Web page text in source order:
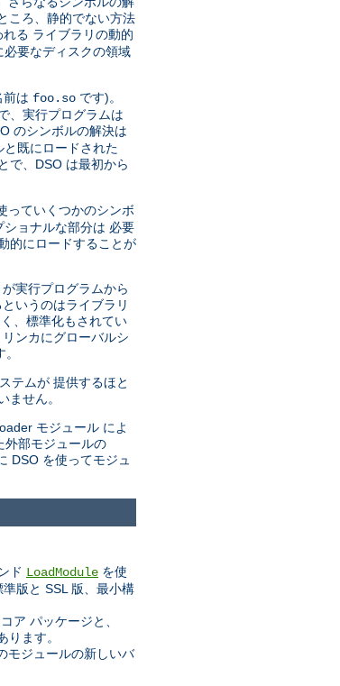
ころ、静的でない方法
る ライブラリの動的
要なディスクの領域
前は foo.so です)。
、実行プログラムは
のシンボルの解決は
既にロードされた
で、DSO は最初から
っていくつかのシンボ
ョナルな部分は 必要
的にロードすることが
実行プログラムから
いうのはライブラリ
、標準化もされてい
ンカにグローバルシ
テムが 提供するほと
せん。
モジュール によ
外部モジュールの
DSO を使ってモジュ
ド LoadModule を使
版と SSL 版、最小構
ア パッケージと、
ます。
モジュールの新しいバ